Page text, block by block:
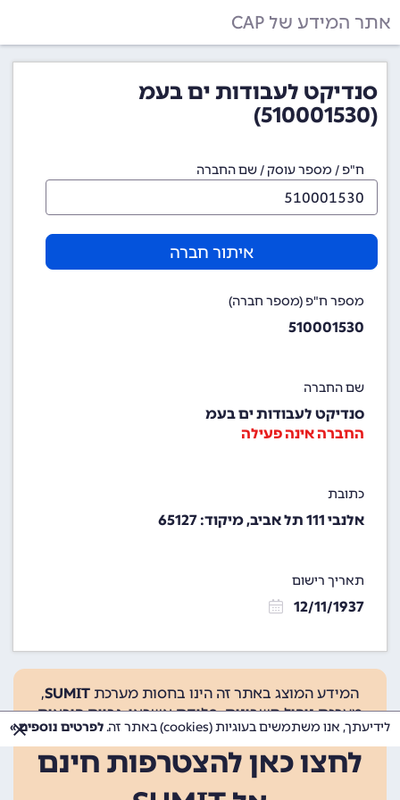
אתר המידע של CAP
סנדיקט לעבודות ים בעמ
(510001530)
ח"פ / מספר עוסק / שם החברה
איתור חברה
מספר ח"פ (מספר חברה)
510001530
שם החברה
סנדיקט לעבודות ים בעמ
החברה אינה פעילה
כתובת
אלנבי 111 תל אביב, מיקוד: 65127
תאריך רישום
12/11/1937
המידע המוצג באתר זה הינו בחסות מערכת SUMIT
,
מערכת ניהול חשבונות, סליקת אשראי, גביית הוראות
קבע ועוד.
לחצו כאן להצטרפות חינם
לידיעתך, אנו משתמשים בעוגיות (cookies) באתר זה. לפרטים נוספים »